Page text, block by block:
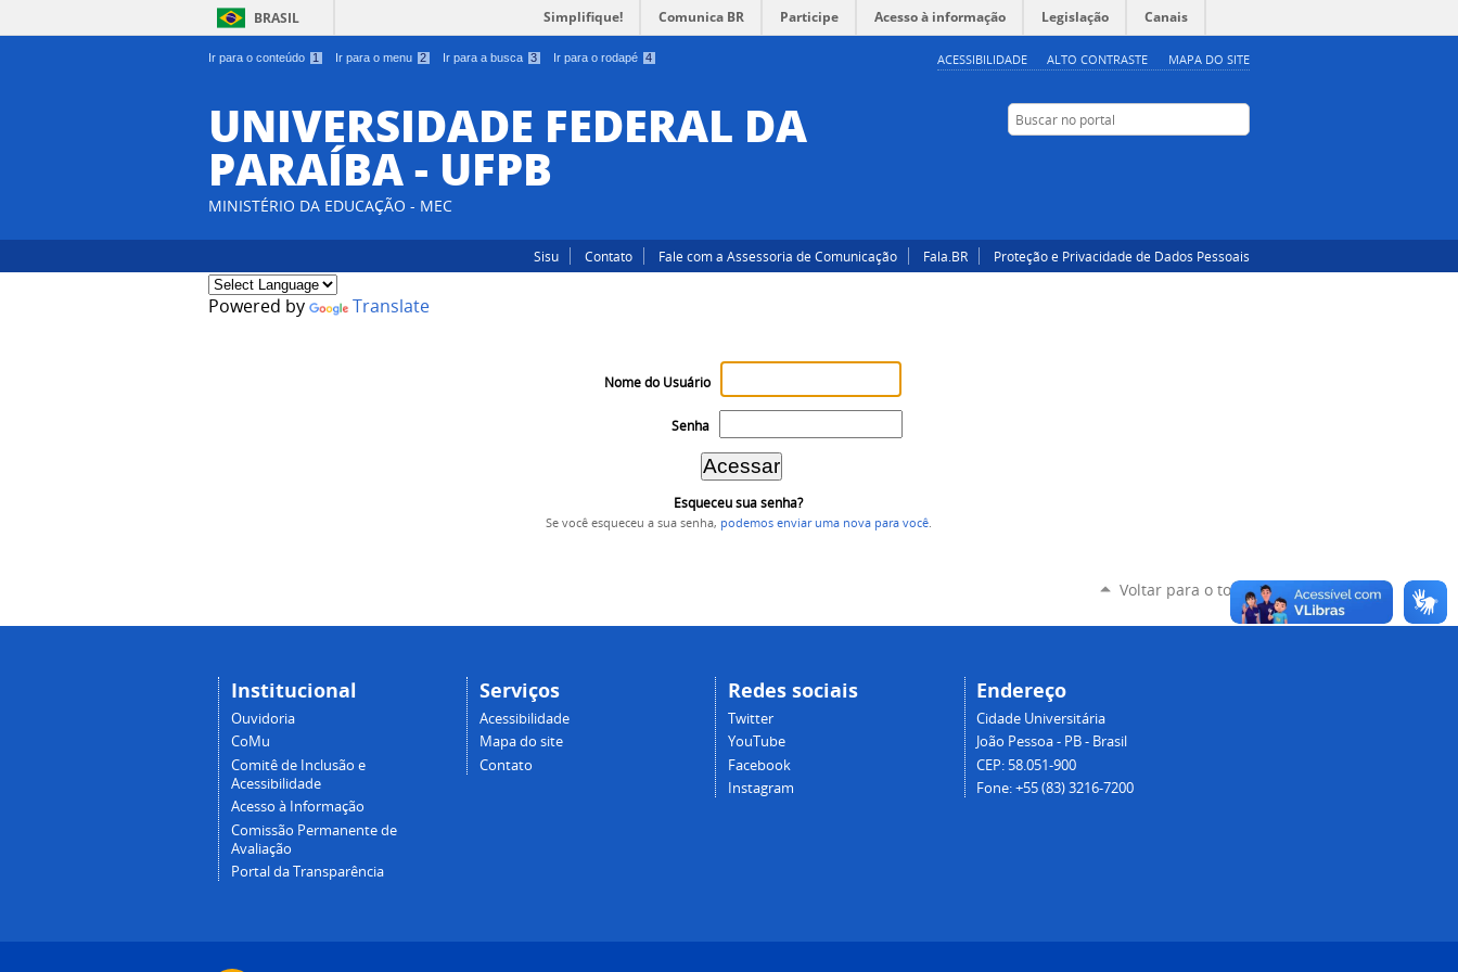
Ir para o conteúdo 1 Ir para o menu 2 Ir para a busca 3 Ir para o rodapé 4 ACESSIBILIDADE ALTO CONTRASTE MAPA DO SITE
BRASIL Simplifique! Comunica BR Participe Acesso à informação Legislação Canais
UNIVERSIDADE FEDERAL DA
PARAÍBA - UFPB
MINISTÉRIO DA EDUCAÇÃO - MEC
Buscar no portal
Sisu Contato Fale com a Assessoria de Comunicação Fala.BR Proteção e Privacidade de Dados Pessoais
Powered by Translate
Nome do Usuário
Senha
Esqueceu sua senha?
Se você esqueceu a sua senha, podemos enviar uma nova para você.
Voltar para o topo
Institucional
Ouvidoria
CoMu
Comitê de Inclusão e
Acessibilidade
Acesso à Informação
Comissão Permanente de
Avaliação
Portal da Transparência
Serviços
Acessibilidade
Mapa do site
Contato
Redes sociais
Twitter
YouTube
Facebook
Instagram
Endereço
Cidade Universitária
João Pessoa - PB - Brasil
CEP: 58.051-900
Fone: +55 (83) 3216-7200